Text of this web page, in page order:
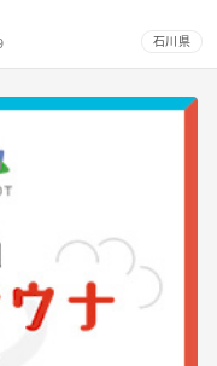
石川県